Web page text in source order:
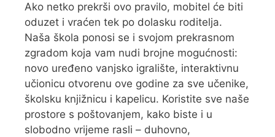
Ako netko prekrši ovo pravilo, mobitel će biti
oduzet i vraćen tek po dolasku roditelja.
Naša škola ponosi se i svojom prekrasnom
zgradom koja vam nudi brojne mogućnosti:
novo uređeno vanjsko igralište, interaktivnu
učionicu otvorenu ove godine za sve učenike,
školsku knjižnicu i kapelicu. Koristite sve naše
prostore s poštovanjem, kako biste i u
slobodno vrijeme rasli – duhovno,